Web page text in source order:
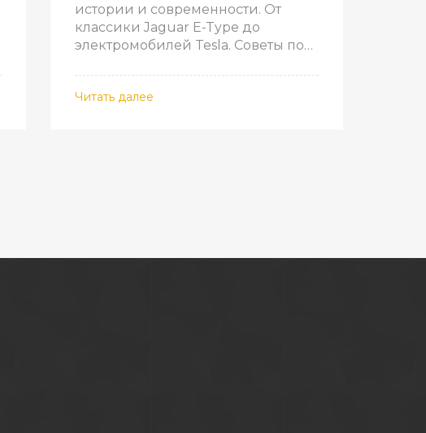
истории и современности. От
классики Jaguar E-Type до
электромобилей Tesla. Советы по
Читать далее